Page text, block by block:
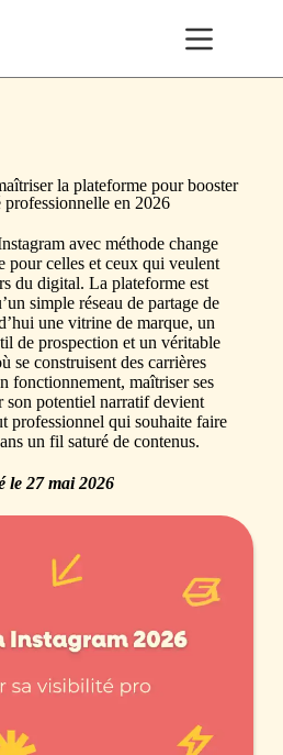
la plateforme pour booster
en 2026
avec méthode change
pour celles et ceux qui veulent
du digital. La plateforme est
simple réseau de partage de
une vitrine de marque, un
de prospection et un véritable
se construisent des carrières
fonctionnement, maîtriser ses
son potentiel narratif devient
professionnel qui souhaite faire
un fil saturé de contenus.
le27 mai 2026